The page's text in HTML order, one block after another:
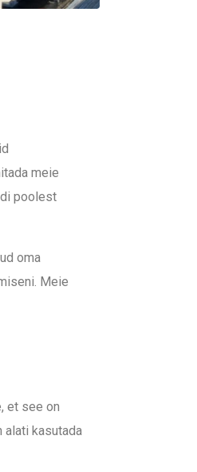
meie
poolest
oma
Meie
et see on
alati kasutada